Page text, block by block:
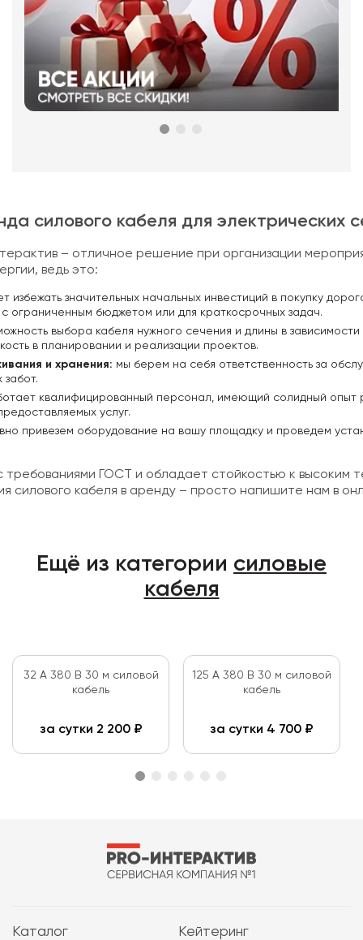
силового кабеля для электрических
– отличное решение при организации
ведь это:
избежать значительных начальных инвестиций в покупку
ограниченным бюджетом или для краткосрочных задач.
выбора кабеля нужного сечения и длины в
в планировании и реализации проектов.
и хранения: мы берем на себя ответственность за
квалифицированный персонал, имеющий солидный опыт
услуг.
привезем оборудование на вашу площадку и проведем
требованиями ГОСТ и обладает стойкостью к высоким
силового кабеля в аренду – просто напишите нам в
Ещё из категории силовые
кабеля
32 А 380 В 30 м силовой
кабель
за сутки 2 200₽
125 А 380 В 30 м силовой
кабель
за сутки 4 700 ₽
Каталог Кейтеринг